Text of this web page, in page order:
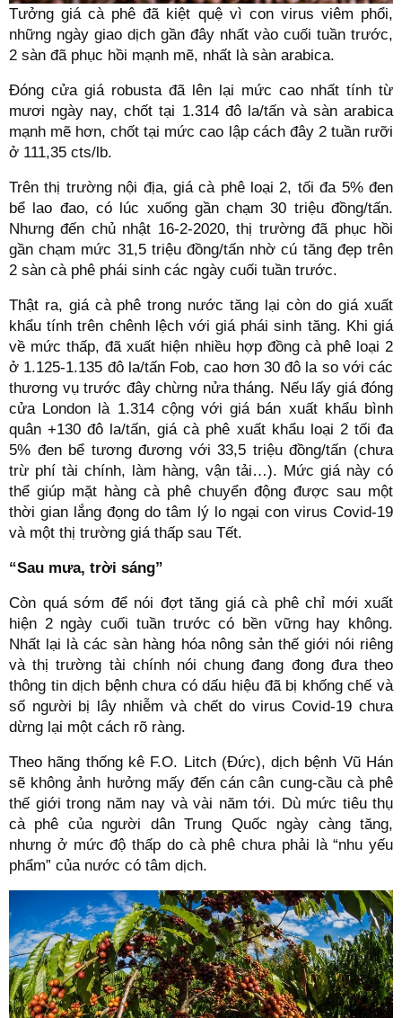
Tưởng giá cà phê đã kiệt quệ vì con virus viêm phổi,
những ngày giao dịch gần đây nhất vào cuối tuần trước,
2 sàn đã phục hồi mạnh mẽ, nhất là sàn arabica.
Đóng cửa giá robusta đã lên lại mức cao nhất tính từ
mươi ngày nay, chốt tại 1.314 đô la/tấn và sàn arabica
mạnh mẽ hơn, chốt tại mức cao lập cách đây 2 tuần rưỡi
ở 111,35 cts/lb.
Trên thị trường nội địa, giá cà phê loại 2, tối đa 5% đen
bể lao đao, có lúc xuống gần chạm 30 triệu đồng/tấn.
Nhưng đến chủ nhật 16-2-2020, thị trường đã phục hồi
gần chạm mức 31,5 triệu đồng/tấn nhờ cú tăng đẹp trên
2 sàn cà phê phái sinh các ngày cuối tuần trước.
Thật ra, giá cà phê trong nước tăng lại còn do giá xuất
khẩu tính trên chênh lệch với giá phái sinh tăng. Khi giá
về mức thấp, đã xuất hiện nhiều hợp đồng cà phê loại 2
ở 1.125-1.135 đô la/tấn Fob, cao hơn 30 đô la so với các
thương vụ trước đây chừng nửa tháng. Nếu lấy giá đóng
cửa London là 1.314 cộng với giá bán xuất khẩu bình
quân +130 đô la/tấn, giá cà phê xuất khẩu loại 2 tối đa
5% đen bể tương đương với 33,5 triệu đồng/tấn (chưa
trừ phí tài chính, làm hàng, vận tải…). Mức giá này có
thể giúp mặt hàng cà phê chuyển động được sau một
thời gian lắng đọng do tâm lý lo ngại con virus Covid-19
và một thị trường giá thấp sau Tết.
“Sau mưa, trời sáng”
Còn quá sớm để nói đợt tăng giá cà phê chỉ mới xuất
hiện 2 ngày cuối tuần trước có bền vững hay không.
Nhất lại là các sàn hàng hóa nông sản thế giới nói riêng
và thị trường tài chính nói chung đang đong đưa theo
thông tin dịch bệnh chưa có dấu hiệu đã bị khống chế và
số người bị lây nhiễm và chết do virus Covid-19 chưa
dừng lại một cách rõ ràng.
Theo hãng thống kê F.O. Litch (Đức), dịch bệnh Vũ Hán
sẽ không ảnh hưởng mấy đến cán cân cung-cầu cà phê
thế giới trong năm nay và vài năm tới. Dù mức tiêu thụ
cà phê của người dân Trung Quốc ngày càng tăng,
nhưng ở mức độ thấp do cà phê chưa phải là “nhu yếu
phẩm” của nước có tâm dịch.